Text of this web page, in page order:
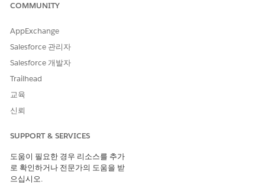
를 지정하고, 변화 위험 평가를 개선하고, 가장 비즈니스에 중요
COMMUNITY
AppExchange
Salesforce 관리자
Salesforce 개발자
Trailhead
교육
신뢰
SUPPORT & SERVICES
도움이 필요한 경우 리소스를 추가
로 확인하거나 전문가의 도움을 받
으십시오.